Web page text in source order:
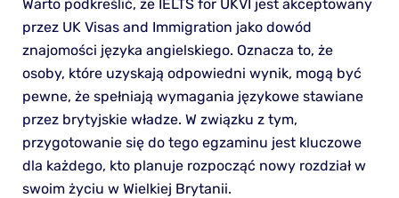
Warto podkreślić, że IELTS for UKVI jest akceptowany
przez UK Visas and Immigration jako dowód
znajomości języka angielskiego. Oznacza to, że
osoby, które uzyskają odpowiedni wynik, mogą być
pewne, że spełniają wymagania językowe stawiane
przez brytyjskie władze. W związku z tym,
przygotowanie się do tego egzaminu jest kluczowe
dla każdego, kto planuje rozpocząć nowy rozdział w
swoim życiu w Wielkiej Brytanii.